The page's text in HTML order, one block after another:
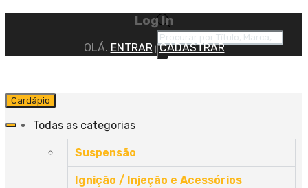
Log In
OLÁ. ENTRAR CADASTRAR
Cardápio
Todas as categorias
Suspensão
Ignição / Injeção e Acessórios